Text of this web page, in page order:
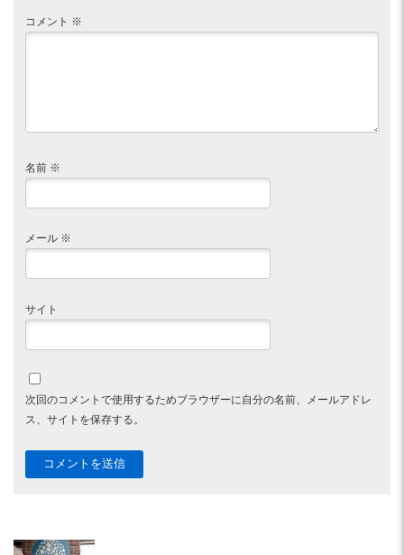
コメント ※
名前 ※
メール ※
サイト
次回のコメントで使用するためブラウザーに自分の名前、メールアドレ
ス、サイトを保存する。